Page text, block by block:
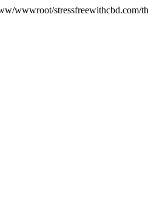
wwwroot/stressfreewithcbd.com/